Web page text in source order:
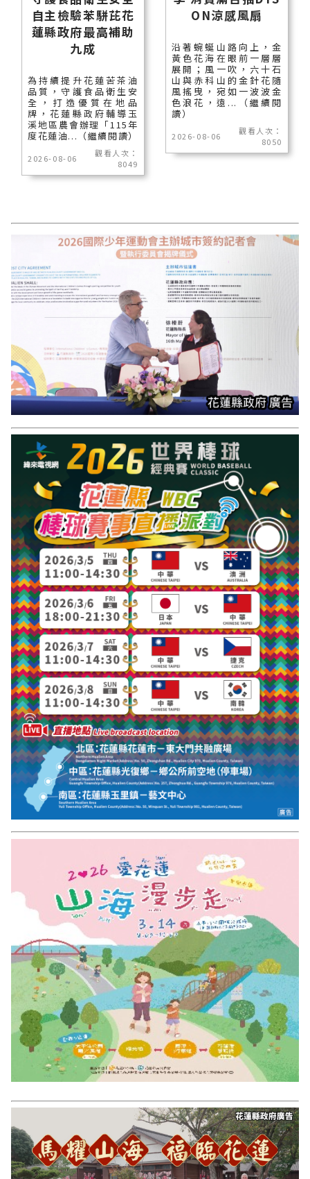
自主檢驗苯駢芘花
蓮縣政府最高補助
九成
為持續提升花蓮苦茶油
品質，守護食品衛生安
全，打造優質在地品
牌，花蓮縣政府輔導玉
溪地區農會辦理「115年
度花蓮油...（繼續閱讀）
2026-08-06
觀看人次：
8049
ON涼感風扇
沿著蜿蜒山路向上，金
黃色花海在眼前一層層
展開；風一吹，六十石
山與赤科山的金針花隨
風搖曳，宛如一波波金
色浪花，遠...（繼續閱
讀）
2026-08-06
觀看人次：
8050